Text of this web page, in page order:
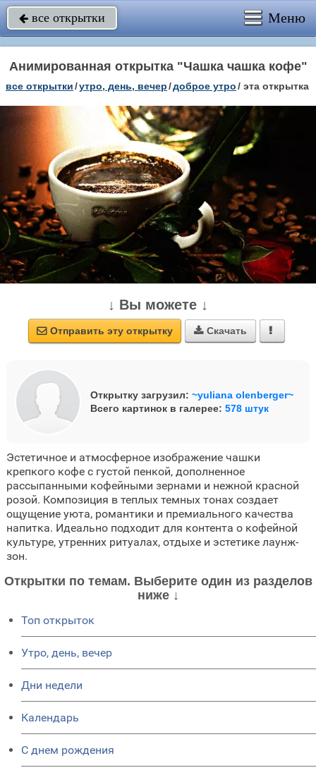
 все открытки Меню
Анимированная открытка "Чашка чашка кофе"
все открытки/утро, день, вечер/доброе утро/ эта открытка
↓ Вы можете ↓
 Отправить эту открытку  Скачать 
Открытку загрузил: ~yuliana olenberger~
Всего картинок в галерее: 578 штук
Эстетичное и атмосферное изображение чашки
крепкого кофе с густой пенкой, дополненное
рассыпанными кофейными зернами и нежной красной
розой. Композиция в теплых темных тонах создает
ощущение уюта, романтики и премиального качества
напитка. Идеально подходит для контента о кофейной
культуре, утренних ритуалах, отдыхе и эстетике лаунж-
зон.
Открытки по темам. Выберите один из разделов
ниже ↓
Топ открыток
Утро, день, вечер
Дни недели
Календарь
C днем рождения